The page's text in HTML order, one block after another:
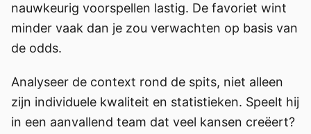
nauwkeurig voorspellen lastig. De favoriet wint
minder vaak dan je zou verwachten op basis van
de odds.
Analyseer de context rond de spits, niet alleen
zijn individuele kwaliteit en statistieken. Speelt hij
in een aanvallend team dat veel kansen creëert?